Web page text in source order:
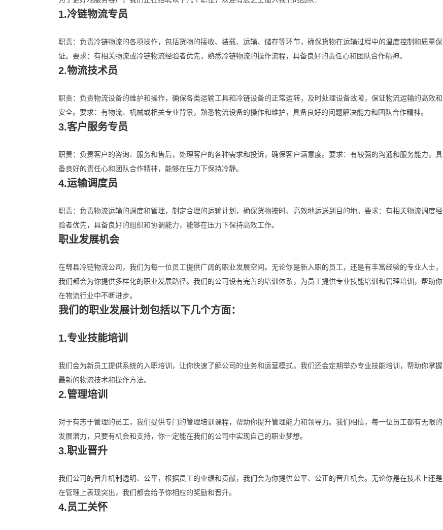
1.冷链物流专员
职责：负责冷链物流的各项操作，包括货物的接收、装载、运输、储存等环节，确保货物在运输过程中的温度控制和质量保
证。要求：有相关物流或冷链物流经验者优先，熟悉冷链物流的操作流程，具备良好的责任心和团队合作精神。
2.物流技术员
职责：负责物流设备的维护和操作，确保各类运输工具和冷链设备的正常运转，及时处理设备故障，保证物流运输的高效和
安全。要求：有物流、机械或相关专业背景，熟悉物流设备的操作和维护，具备良好的问题解决能力和团队合作精神。
3.客户服务专员
职责：负责客户的咨询、服务和售后，处理客户的各种需求和投诉，确保客户满意度。要求：有较强的沟通和服务能力，具
备良好的责任心和团队合作精神，能够在压力下保持冷静。
4.运输调度员
职责：负责物流运输的调度和管理，制定合理的运输计划，确保货物按时、高效地运送到目的地。要求：有相关物流调度经
验者优先，具备良好的组织和协调能力，能够在压力下保持高效工作。
职业发展机会
在郫县冷链物流公司，我们为每一位员工提供广阔的职业发展空间。无论你是新入职的员工，还是有丰富经验的专业人士，
我们都会为你提供多样化的职业发展路径。我们的公司设有完善的培训体系，为员工提供专业技能培训和管理培训，帮助你
在物流行业中不断进步。
我们的职业发展计划包括以下几个方面：
1.专业技能培训
我们会为新员工提供系统的入职培训，让你快速了解公司的业务和运营模式。我们还会定期举办专业技能培训，帮助你掌握
最新的物流技术和操作方法。
2.管理培训
对于有志于管理的员工，我们提供专门的管理培训课程，帮助你提升管理能力和领导力。我们相信，每一位员工都有无限的
发展潜力，只要有机会和支持，你一定能在我们的公司中实现自己的职业梦想。
3.职业晋升
我们公司的晋升机制透明、公平，根据员工的业绩和贡献，我们会为你提供公平、公正的晋升机会。无论你是在技术上还是
在管理上表现突出，我们都会给予你相应的奖励和晋升。
4.员工关怀